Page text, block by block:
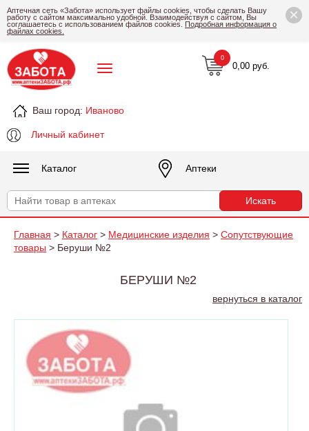
×
Аптечная сеть «Забота» использует файлы cookies, чтобы сделать Вашу
работу с сайтом максимально удобной. Взаимодействуя с сайтом, Вы
соглашаетесь с использованием файлов cookies. Подробная информация о
файлах cookies.
Ваш город: Иваново
Личный кабинет
0,00 руб.
0
Каталог Аптеки
Главная > Каталог > Медицинские изделия > Сопутствующие
товары > Беруши №2
БЕРУШИ №2
вернуться в каталог